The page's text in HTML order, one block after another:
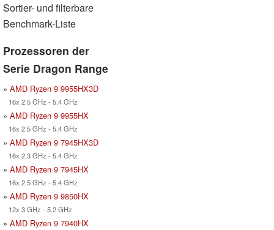
Sortier- und filterbare
Benchmark-Liste
Prozessoren der
Serie Dragon Range
» AMD Ryzen 9 9955HX3D
16x 2.5 GHz - 5.4 GHz
» AMD Ryzen 9 9955HX
16x 2.5 GHz - 5.4 GHz
» AMD Ryzen 9 7945HX3D
16x 2.3 GHz - 5.4 GHz
» AMD Ryzen 9 7945HX
16x 2.5 GHz - 5.4 GHz
» AMD Ryzen 9 9850HX
12x 3 GHz - 5.2 GHz
» AMD Ryzen 9 7940HX